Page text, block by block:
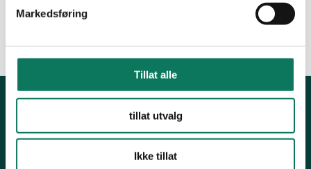
Markedsføring
Tillat alle
tillat utvalg
Ikke tillat
Kontakt fylkeslaget
Leder Helge Granlund Telefon: 905 48 858